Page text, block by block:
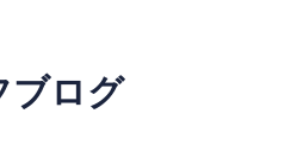
ブログ